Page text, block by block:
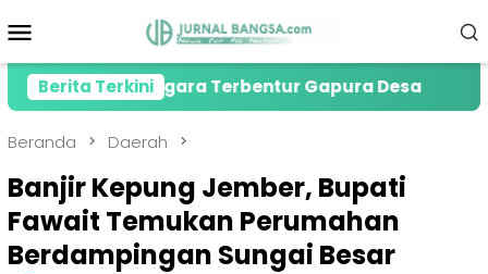
ke
Mobile
Berita Terkini
Gegara Terbentur Gapura Desa PMI
Beranda Daerah
Banjir Kepung Jember, Bupati
Fawait Temukan Perumahan
Berdampingan Sungai Besar